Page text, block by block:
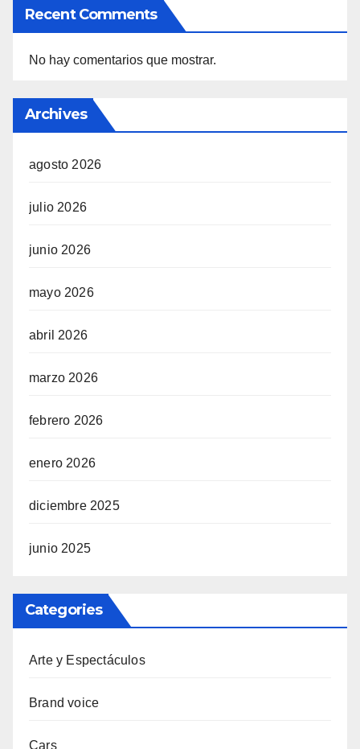
Recent Comments
No hay comentarios que mostrar.
Archives
agosto 2026
julio 2026
junio 2026
mayo 2026
abril 2026
marzo 2026
febrero 2026
enero 2026
diciembre 2025
junio 2025
Categories
Arte y Espectáculos
Brand voice
Cars